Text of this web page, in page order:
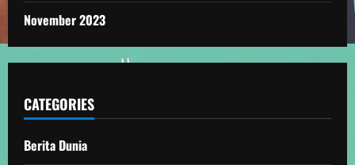
November 2023
CATEGORIES
Berita Dunia